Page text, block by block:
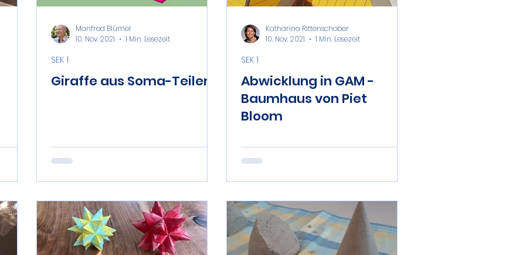
Giraffe aus Soma-Teilen
SEK 1
Manfred Blümel
10. Nov. 2021
1 Min. Lesezeit
Abwicklung in GAM -
Baumhaus von Piet
Bloom
SEK 1
Katharina Rittenschober
10. Nov. 2021
1 Min. Lesezeit